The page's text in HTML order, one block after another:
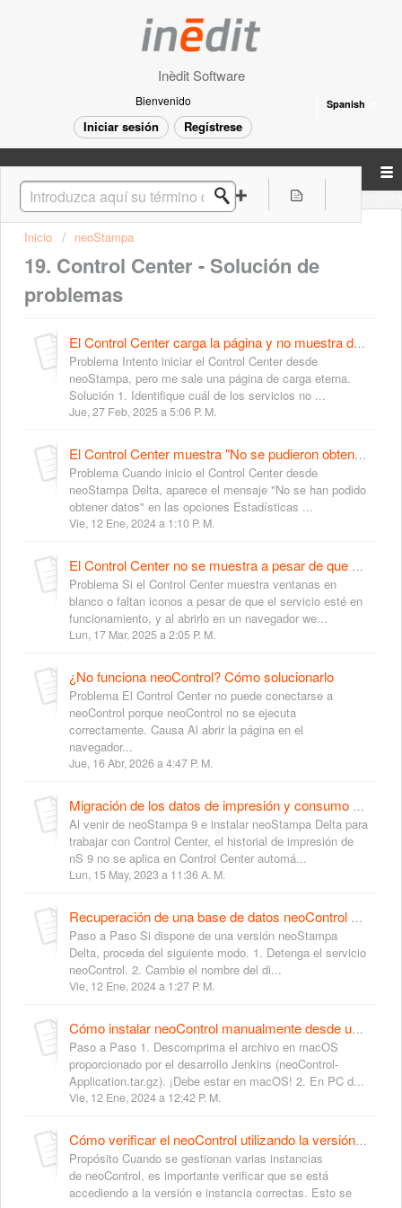
Inèdit Software
Spanish
Bienvenido
Iniciar sesión Regístrese
Inicio neoStampa
19. Control Center - Solución de
problemas
El Control Center carga la página y no muestra datos
Problema Intento iniciar el Control Center desde
neoStampa, pero me sale una página de carga eterna.
Solución 1. Identifique cuál de los servicios no ...
Jue, 27 Feb, 2025 a 5:06 P. M.
El Control Center muestra "No se pudieron obtener datos" debido a la versión de Java
Problema Cuando inicio el Control Center desde
neoStampa Delta, aparece el mensaje "No se han podido
obtener datos" en las opciones Estadísticas ...
Vie, 12 Ene, 2024 a 1:10 P. M.
El Control Center no se muestra a pesar de que el Servicio está funcionando
Problema Si el Control Center muestra ventanas en
blanco o faltan iconos a pesar de que el servicio esté en
funcionamiento, y al abrirlo en un navegador we...
Lun, 17 Mar, 2025 a 2:05 P. M.
¿No funciona neoControl? Cómo solucionarlo
Problema El Control Center no puede conectarse a
neoControl porque neoControl no se ejecuta
correctamente. Causa Al abrir la página en el
navegador...
Jue, 16 Abr, 2026 a 4:47 P. M.
Migración de los datos de impresión y consumo de nS9 en nS Delta
Al venir de neoStampa 9 e instalar neoStampa Delta para
trabajar con Control Center, el historial de impresión de
nS 9 no se aplica en Control Center automá...
Lun, 15 May, 2023 a 11:36 A. M.
Recuperación de una base de datos neoControl dañada
Paso a Paso Si dispone de una versión neoStampa
Delta, proceda del siguiente modo. 1. Detenga el servicio
neoControl. 2. Cambie el nombre del di...
Vie, 12 Ene, 2024 a 1:27 P. M.
Cómo instalar neoControl manualmente desde un archivo comprimido
Paso a Paso 1. Descomprima el archivo en macOS
proporcionado por el desarrollo Jenkins (neoControl-
Application.tar.gz). ¡Debe estar en macOS! 2. En PC d...
Vie, 12 Ene, 2024 a 12:42 P. M.
Cómo verificar el neoControl utilizando la versión UUID de la base de datos
Propósito Cuando se gestionan varias instancias
de neoControl, es importante verificar que se está
accediendo a la versión e instancia correctas. Esto se